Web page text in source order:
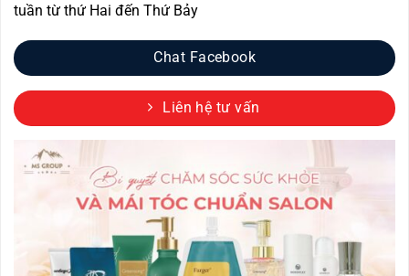
tuần từ thứ Hai đến Thứ Bảy
Chat Facebook
Liên hệ tư vấn